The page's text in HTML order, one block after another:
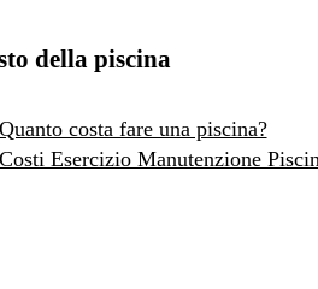
della piscina
Quanto costa fare una piscina?
Costi Esercizio Manutenzione